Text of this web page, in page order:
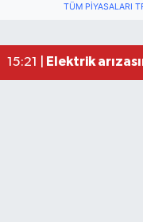
TÜM PIYASALARI
15:21 | Elektrik